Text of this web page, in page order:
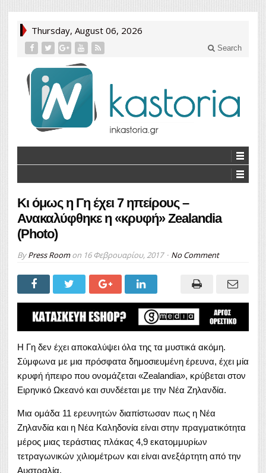
Thursday, August 06, 2026
Search
Κι όμως η Γη έχει 7 ηπείρους –
Ανακαλύφθηκε η «κρυφή» Zealandia
(Photo)
ByPress Roomon 16 Φεβρουαρίου, 2017 No Comment
Η Γη δεν έχει αποκαλύψει όλα της τα μυστικά ακόμη.
Σύμφωνα με μια πρόσφατα δημοσιευμένη έρευνα, έχει μία
κρυφή ήπειρο που ονομάζεται «Zealandia», κρύβεται στον
Ειρηνικό Ωκεανό και συνδέεται με την Νέα Ζηλανδία.
Μια ομάδα 11 ερευνητών διαπίστωσαν πως η Νέα
Ζηλανδία και η Νέα Καληδονία είναι στην πραγματικότητα
μέρος μιας τεράστιας πλάκας 4,9 εκατομμυρίων
τετραγωνικών χιλιομέτρων και είναι ανεξάρτητη από την
Αυστραλία.